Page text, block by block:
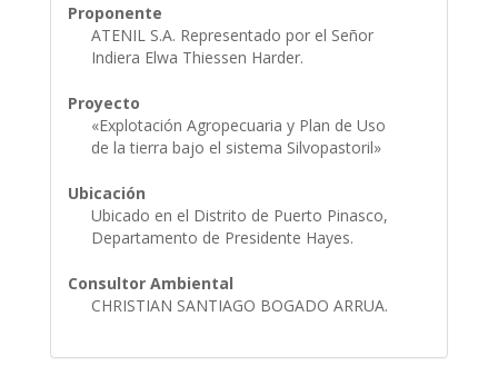
Proponente
ATENIL S.A. Representado por el Señor
Indiera Elwa Thiessen Harder.
Proyecto
«Explotación Agropecuaria y Plan de Uso
de la tierra bajo el sistema Silvopastoril»
Ubicación
Ubicado en el Distrito de Puerto Pinasco,
Departamento de Presidente Hayes.
Consultor Ambiental
CHRISTIAN SANTIAGO BOGADO ARRUA.